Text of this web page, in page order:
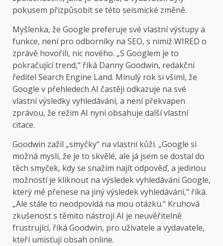
pokusem přizpůsobit se této seismické změně.
Myšlenka, že Google preferuje své vlastní výstupy a
funkce, není pro odborníky na SEO, s nimiž WIRED o
zprávě hovořili, nic nového. „S Googlem je to
pokračující trend,“ říká Danny Goodwin, redakční
ředitel Search Engine Land. Minulý rok si všiml, že
Google v přehledech AI častěji odkazuje na své
vlastní výsledky vyhledávání, a není překvapen
zprávou, že režim AI nyní obsahuje další vlastní
citace.
Goodwin zažil „smyčky“ na vlastní kůži. „Google si
možná myslí, že je to skvělé, ale já jsem se dostal do
těch smyček, kdy se snažím najít odpověď, a jedinou
možností je kliknout na výsledek vyhledávání Google,
který mě přenese na jiný výsledek vyhledávání,“ říká.
„Ale stále to neodpovídá na mou otázku.“ Kruhová
zkušenost s těmito nástroji AI je neuvěřitelně
frustrující, říká Goodwin, pro uživatele a vydavatele,
kteří umisťují obsah online.